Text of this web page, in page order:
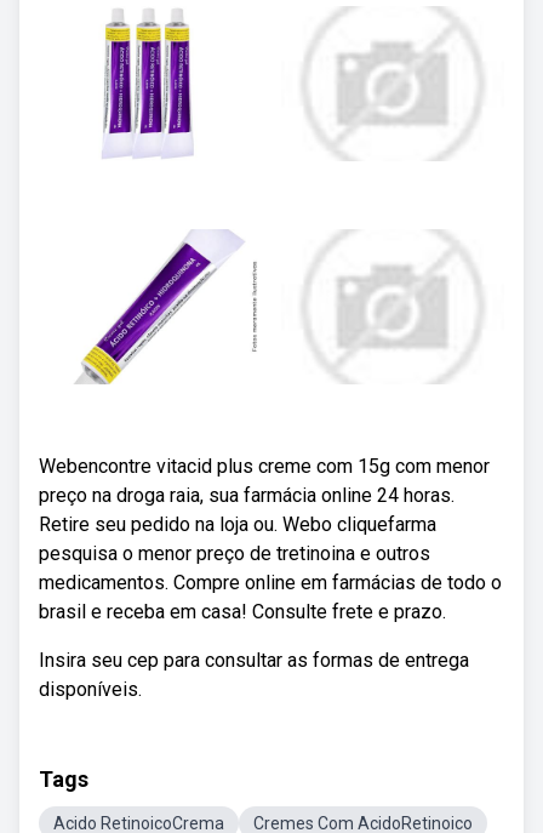
Webencontre vitacid plus creme com 15g com menor
preço na droga raia, sua farmácia online 24 horas.
Retire seu pedido na loja ou. Webo cliquefarma
pesquisa o menor preço de tretinoina e outros
medicamentos. Compre online em farmácias de todo o
brasil e receba em casa! Consulte frete e prazo.
Insira seu cep para consultar as formas de entrega
disponíveis.
Tags
Acido RetinoicoCrema Cremes Com AcidoRetinoico